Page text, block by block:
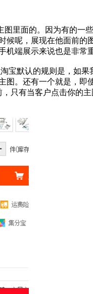
里面的。因为有的
呢，展现在他面前
端展示来说也是非常
默认的规则是，如
。还有一个就是，
只有当客户点击你的